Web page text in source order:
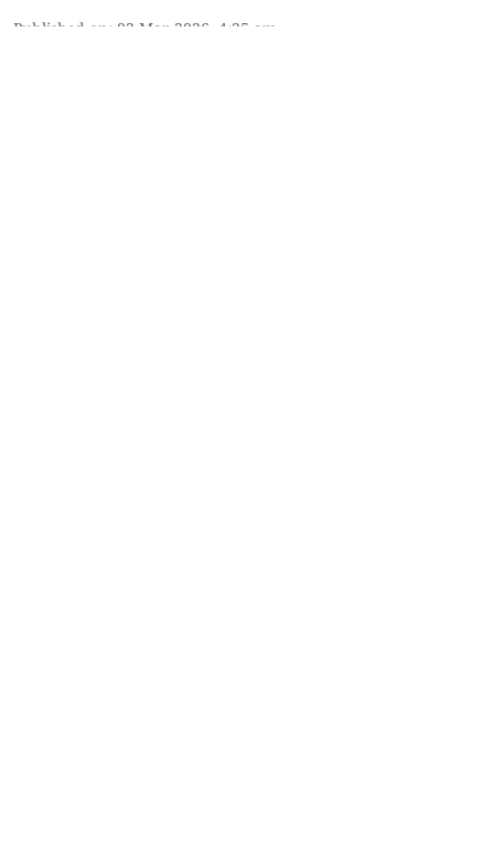
Published on: 02 Mar 2026, 4:25 am